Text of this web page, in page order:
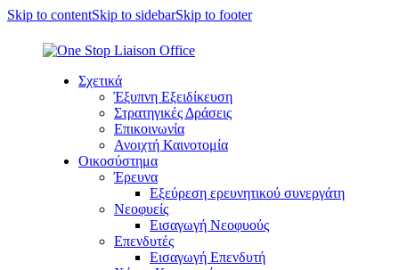
Skip to contentSkip to sidebarSkip to footer
Σχετικά
Έξυπνη Εξειδίκευση
Στρατηγικές Δράσεις
Επικοινωνία
Ανοιχτή Καινοτομία
Οικοσύστημα
Έρευνα
Εξεύρεση ερευνητικού συνεργάτη
Νεοφυείς
Εισαγωγή Νεοφυούς
Επενδυτές
Εισαγωγή Επενδυτή